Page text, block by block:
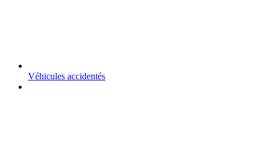
Véhicules accidentés